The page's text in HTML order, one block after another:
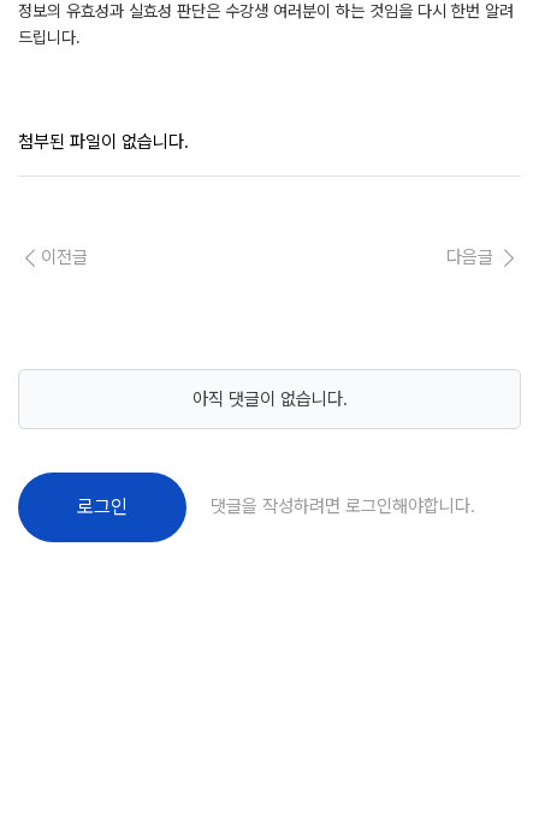
정보의 유효성과 실효성 판단은 수강생 여러분이 하는 것임을 다시 한번 알려
드립니다.
첨부된 파일이 없습니다.
이전글 다음글
아직 댓글이 없습니다.
로그인 댓글을 작성하려면 로그인해야합니다.